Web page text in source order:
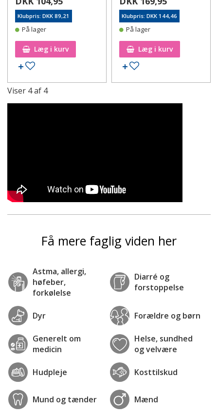
Klubpris: DKK 89,21
På lager
Læg i kurv
Tilføj til ønskeseddel
Klubpris: DKK 144,46
På lager
Læg i kurv
Tilføj til ønskeseddel
Viser 4af 4
Få mere faglig viden her
Astma, allergi,
høfeber,
forkølelse
Diarré og
forstoppelse
Dyr Forældre og børn
Generelt om
medicin
Helse, sundhed
og velvære
Hudpleje Kosttilskud
Mund og tænder Mænd